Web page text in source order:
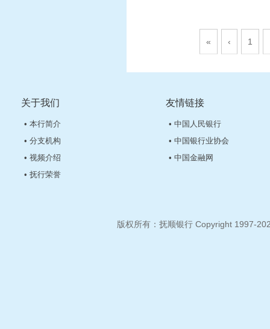
« ‹ 1
关于我们
• 本行简介
• 分支机构
• 视频介绍
• 抚行荣誉
友情链接
• 中国人民银行
• 中国银行业协会
• 中国金融网
版权所有：抚顺银行 Copyright 1997-